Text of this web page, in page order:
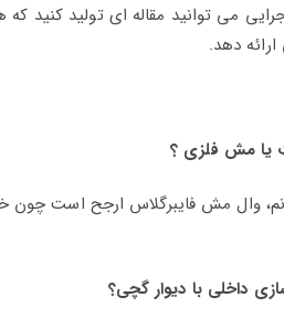
می‌ توانید مقاله‌ ای تولید کنید
دهد.
یا مش فلزی ؟
وال‌ مش فایبرگلاس ارجح است چون
داخلی با دیوار گچی؟